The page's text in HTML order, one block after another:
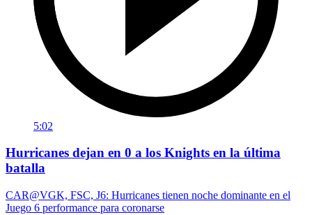
5:02
Hurricanes dejan en 0 a los Knights en la última
batalla
CAR@VGK, FSC, J6: Hurricanes tienen noche dominante en el
Juego 6 performance para coronarse